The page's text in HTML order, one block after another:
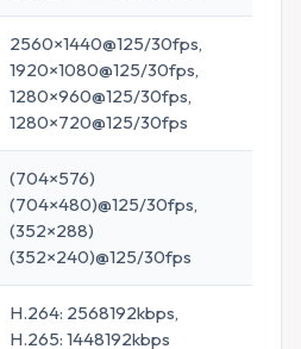
2560×1440@125/30fps,
1920×1080@125/30fps,
1280×960@125/30fps,
1280×720@125/30fps
(704×576)
(704×480)@125/30fps,
(352×288)
(352×240)@125/30fps
H.264: 2568192kbps,
H.265: 1448192kbps